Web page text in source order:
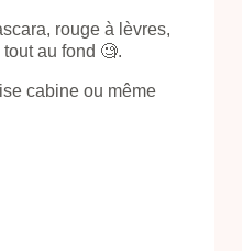
rouge à lèvres,
au fond 🧐.
cabine ou même